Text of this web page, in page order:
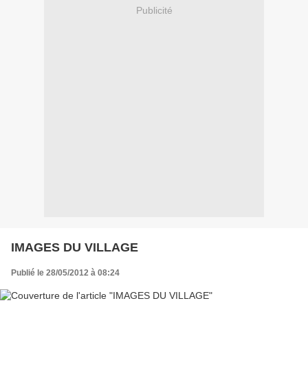
Publicité
IMAGES DU VILLAGE
Publié le 28/05/2012 à 08:24